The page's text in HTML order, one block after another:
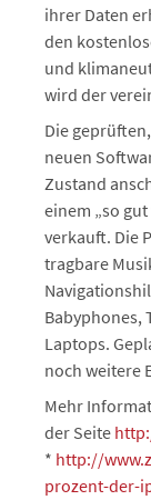
ihrer Daten
den
und
wird der
Die
neuen
Zustand
einem „so
verkauft. Die
tragbare
Babyphones,
Laptops.
noch weitere
Mehr
der Seite
* http://
prozent-der-